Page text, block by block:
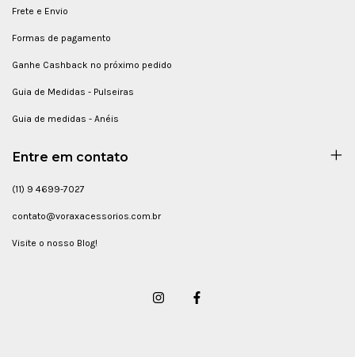
Frete e Envio
Formas de pagamento
Ganhe Cashback no próximo pedido
Guia de Medidas - Pulseiras
Guia de medidas - Anéis
Entre em contato
(11) 9 4699-7027
contato@voraxacessorios.com.br
Visite o nosso Blog!